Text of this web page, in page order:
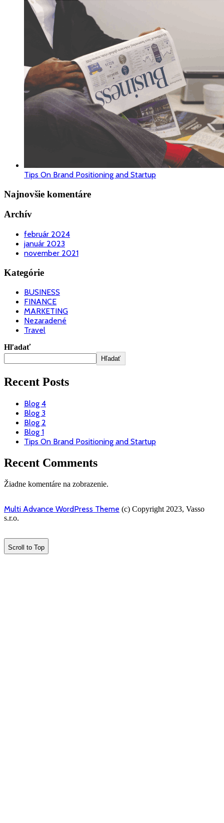
Tips On Brand Positioning and Startup
Najnovšie komentáre
Archív
február 2024
január 2023
november 2021
Kategórie
BUSINESS
FINANCE
MARKETING
Nezaradené
Travel
Hľadať
Hľadať
Recent Posts
Blog 4
Blog 3
Blog 2
Blog 1
Tips On Brand Positioning and Startup
Recent Comments
Žiadne komentáre na zobrazenie.
Multi Advance WordPress Theme (c) Copyright 2023, Vasso
s.r.o.
Scroll to Top